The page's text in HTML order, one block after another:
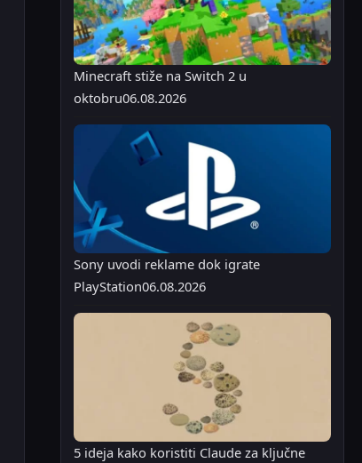
Minecraft stiže na Switch 2 u
oktobru06.08.2026
Sony uvodi reklame dok igrate
PlayStation06.08.2026
5 ideja kako koristiti Claude za ključne